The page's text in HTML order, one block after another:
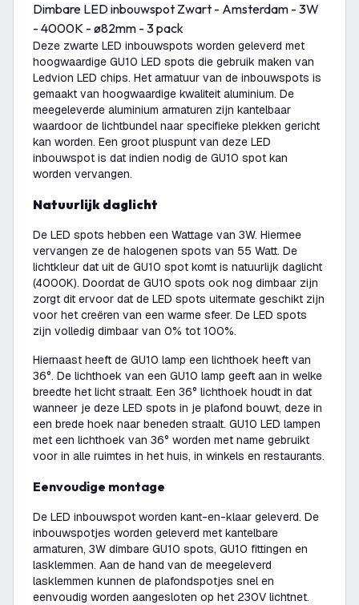
Dimbare LED inbouwspot Zwart - Amsterdam - 3W
- 4000K - ø82mm - 3 pack
Deze zwarte LED inbouwspots worden geleverd met
hoogwaardige GU10 LED spots die gebruik maken van
Ledvion LED chips. Het armatuur van de inbouwspots is
gemaakt van hoogwaardige kwaliteit aluminium. De
meegeleverde aluminium armaturen zijn kantelbaar
waardoor de lichtbundel naar specifieke plekken gericht
kan worden. Een groot pluspunt van deze LED
inbouwspot is dat indien nodig de GU10 spot kan
worden vervangen.
Natuurlijk daglicht
De LED spots hebben een Wattage van 3W. Hiermee
vervangen ze de halogenen spots van 55 Watt. De
lichtkleur dat uit de GU10 spot komt is natuurlijk daglicht
(4000K). Doordat de GU10 spots ook nog dimbaar zijn
zorgt dit ervoor dat de LED spots uitermate geschikt zijn
voor het creëren van een warme sfeer. De LED spots
zijn volledig dimbaar van 0% tot 100%.
Hiernaast heeft de GU10 lamp een lichthoek heeft van
36°. De lichthoek van een GU10 lamp geeft aan in welke
breedte het licht straalt. Een 36° lichthoek houdt in dat
wanneer je deze LED spots in je plafond bouwt, deze in
een brede hoek naar beneden straalt. GU10 LED lampen
met een lichthoek van 36° worden met name gebruikt
voor in alle ruimtes in het huis, in winkels en restaurants.
Eenvoudige montage
De LED inbouwspot worden kant-en-klaar geleverd. De
inbouwspotjes worden geleverd met kantelbare
armaturen, 3W dimbare GU10 spots, GU10 fittingen en
lasklemmen. Aan de hand van de meegeleverd
lasklemmen kunnen de plafondspotjes snel en
eenvoudig worden aangesloten op het 230V lichtnet.